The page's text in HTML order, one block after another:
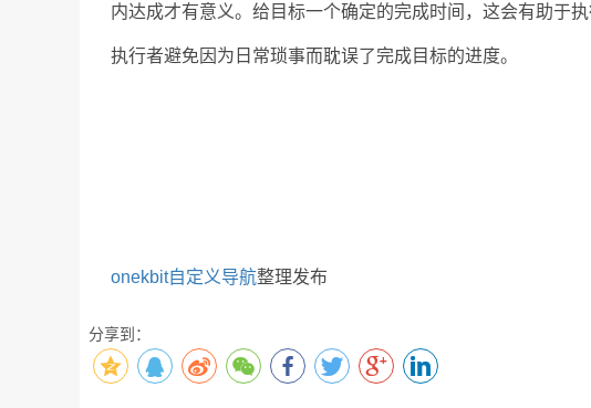
内达成才有意义。给目标一个确定的完成时间，这会有助于
执行者避免因为日常琐事而耽误了完成目标的进度。
onekbit自定义导航整理发布
分享到：